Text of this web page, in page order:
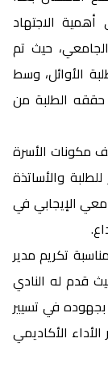
الاجتهاد
حيث تم
الأوائل، وسط
حققه الطلبة من
مكونات الأسرة
والأساتذة
الإيجابي في
تكريم مدير
قدم له النادي
بجهوده في تسيير
الأكاديمي